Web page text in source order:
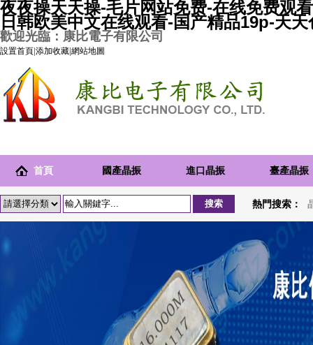
夜夜操天天操-毛片网站免费-在线免费观
日韩欧美中文在线观看-国产精品19p-天
歡迎光臨：康比電子有限公司
設置首頁 添加收藏 網站地圖
首頁 國產晶振 進口晶振 臺產晶振
熱門搜索：